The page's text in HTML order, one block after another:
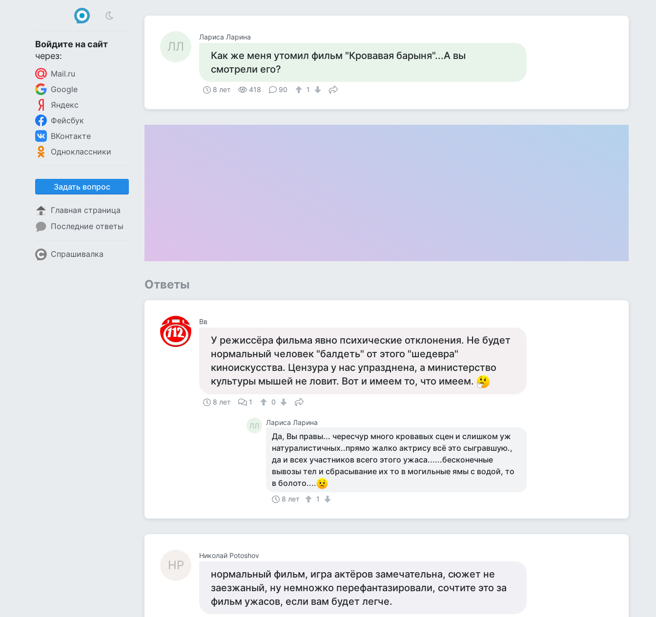
Войдите на сайт
через:
Mail.ru
Google
Яндекс
Фейсбук
ВКонтакте
Одноклассники
Задать вопрос
Главная страница
Последние ответы
Спрашивалка
ЛЛ
Лариса Ларина
Как же меня утомил фильм "Кровавая барыня"...А вы
смотрели его?
8 лет 418 90 1
Ответы
Вв
У режиссёра фильма явно психические отклонения. Не будет
нормальный человек "балдеть" от этого "шедевра"
киноискусства. Цензура у нас упразднена, а министерство
культуры мышей не ловит. Вот и имеем то, что имеем.
8 лет 1 0
ЛЛ Лариса Ларина
Да, Вы правы... чересчур много кровавых сцен и слишком уж
натуралистичных..прямо жалко актрису всё это сыгравшую.,
да и всех участников всего этого ужаса......бесконечные
вывозы тел и сбрасывание их то в могильные ямы с водой, то
в болото....
8 лет 1
НP
Николай Potoshov
нормальный фильм, игра актёров замечательна, сюжет не
заезжаный, ну немножко перефантазировали, сочтите это за
фильм ужасов, если вам будет легче.